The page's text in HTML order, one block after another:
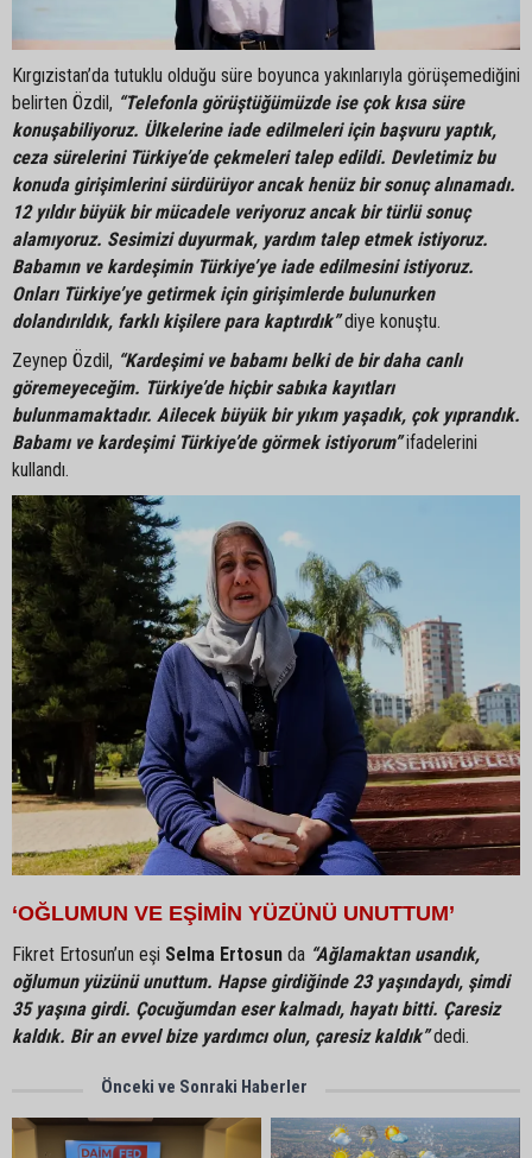
Kırgızistan’da tutuklu olduğu süre boyunca yakınlarıyla görüşemediğini
belirten Özdil, “Telefonla görüştüğümüzde ise çok kısa süre
konuşabiliyoruz. Ülkelerine iade edilmeleri için başvuru yaptık,
ceza sürelerini Türkiye’de çekmeleri talep edildi. Devletimiz bu
konuda girişimlerini sürdürüyor ancak henüz bir sonuç alınamadı.
12 yıldır büyük bir mücadele veriyoruz ancak bir türlü sonuç
alamıyoruz. Sesimizi duyurmak, yardım talep etmek istiyoruz.
Babamın ve kardeşimin Türkiye’ye iade edilmesini istiyoruz.
Onları Türkiye’ye getirmek için girişimlerde bulunurken
dolandırıldık, farklı kişilere para kaptırdık”diye konuştu.
Zeynep Özdil, “Kardeşimi ve babamı belki de bir daha canlı
göremeyeceğim. Türkiye’de hiçbir sabıka kayıtları
bulunmamaktadır. Ailecek büyük bir yıkım yaşadık, çok yıprandık.
Babamı ve kardeşimi Türkiye’de görmek istiyorum”ifadelerini
kullandı.
‘OĞLUMUN VE EŞİMİN YÜZÜNÜ UNUTTUM’
Fikret Ertosun’un eşi Selma Ertosun da “Ağlamaktan usandık,
oğlumun yüzünü unuttum. Hapse girdiğinde 23 yaşındaydı, şimdi
35 yaşına girdi. Çocuğumdan eser kalmadı, hayatı bitti. Çaresiz
kaldık. Bir an evvel bize yardımcı olun, çaresiz kaldık”dedi.
Önceki ve Sonraki Haberler